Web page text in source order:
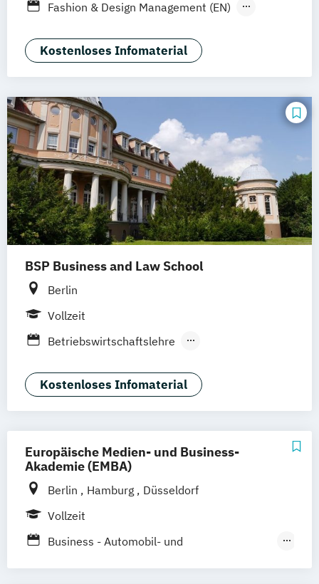
Fashion & Design Management (EN)
Interior Design Luxury Management (EN)
Marken- & Kommunikationsdesign
Sustainability in Creative Industries (EN)
Kostenloses Infomaterial
BSP Business and Law School
Berlin
Vollzeit
Betriebswirtschaftslehre
Business Administration (EN)
Business Innovation & Entrepreneurship
Kommunikation- und Medienmanagement
Sustainability and Management (DE/EN)
Kostenloses Infomaterial
Europäische Medien- und Business-
Akademie (EMBA)
Berlin Hamburg
Düsseldorf
Vollzeit
Business - Automobil- und